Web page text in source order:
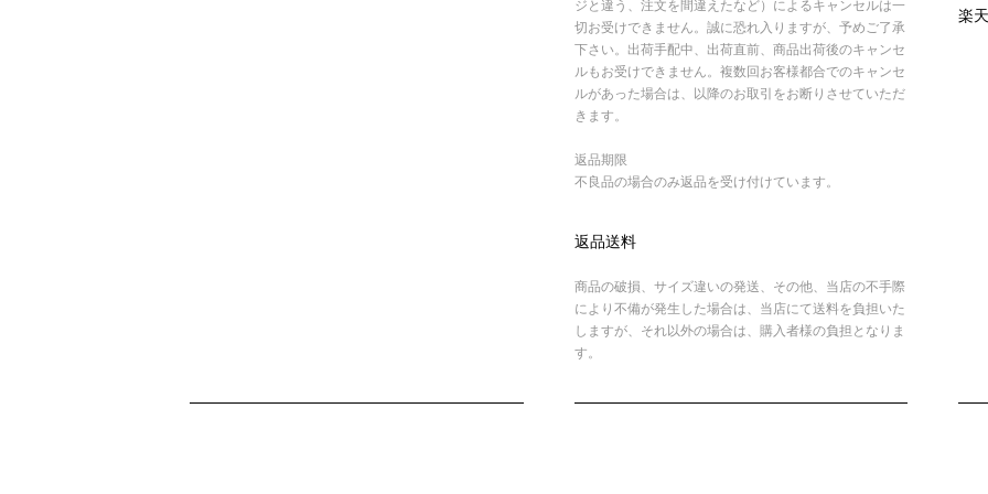
ジと違う、注文を間違えたなど）によるキャンセルは一
切お受けできません。誠に恐れ入りますが、予めご了承
下さい。出荷手配中、出荷直前、商品出荷後のキャンセ
ルもお受けできません。複数回お客様都合でのキャンセ
ルがあった場合は、以降のお取引をお断りさせていただ
きます。
返品期限
不良品の場合のみ返品を受け付けています。
返品送料
商品の破損、サイズ違いの発送、その他、当店の不手際
により不備が発生した場合は、当店にて送料を負担いた
しますが、それ以外の場合は、購入者様の負担となりま
す。
楽